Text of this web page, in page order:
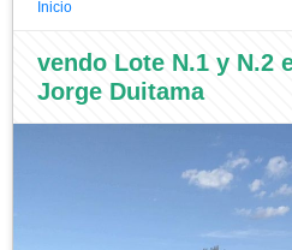
Inicio
vendo Lote N.1 y N.2
Jorge Duitama